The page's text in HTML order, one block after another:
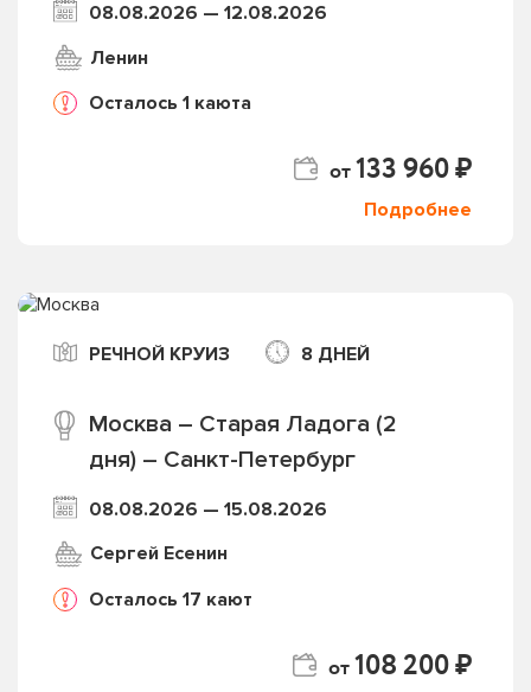
08.08.2026 — 12.08.2026
Ленин
Осталось 1 каюта
от133 960 ₽
Подробнее
РЕЧНОЙ КРУИЗ 8 ДНЕЙ
Москва – Старая Ладога (2
дня) – Санкт-Петербург
08.08.2026 — 15.08.2026
Сергей Есенин
Осталось 17 кают
от108 200 ₽